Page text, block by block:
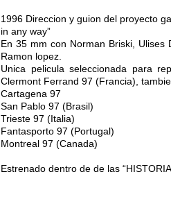
1996 Direccion y guion del proyecto
in any way”
En 35 mm con Norman Briski, Ulises
Ramon lopez.
Unica pelicula seleccionada para
Clermont Ferrand 97 (Francia),
Cartagena 97
San Pablo 97 (Brasil)
Trieste 97 (Italia)
Fantasporto 97 (Portugal)
Montreal 97 (Canada)
Estrenado dentro de de las